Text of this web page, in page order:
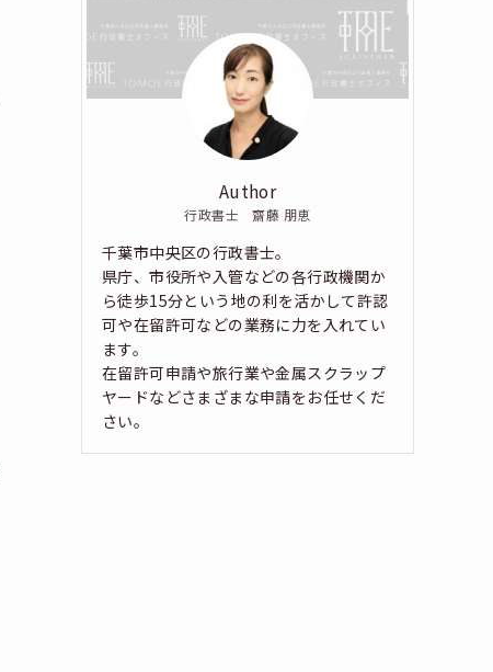
Author
行政書士 齋藤 朋恵
千葉市中央区の行政書士。
県庁、市役所や入管などの各行政機関か
ら徒歩15分という地の利を活かして許認
可や在留許可などの業務に力を入れてい
ます。
在留許可申請や旅行業や金属スクラップ
ヤードなどさまざまな申請をお任せくだ
さい。